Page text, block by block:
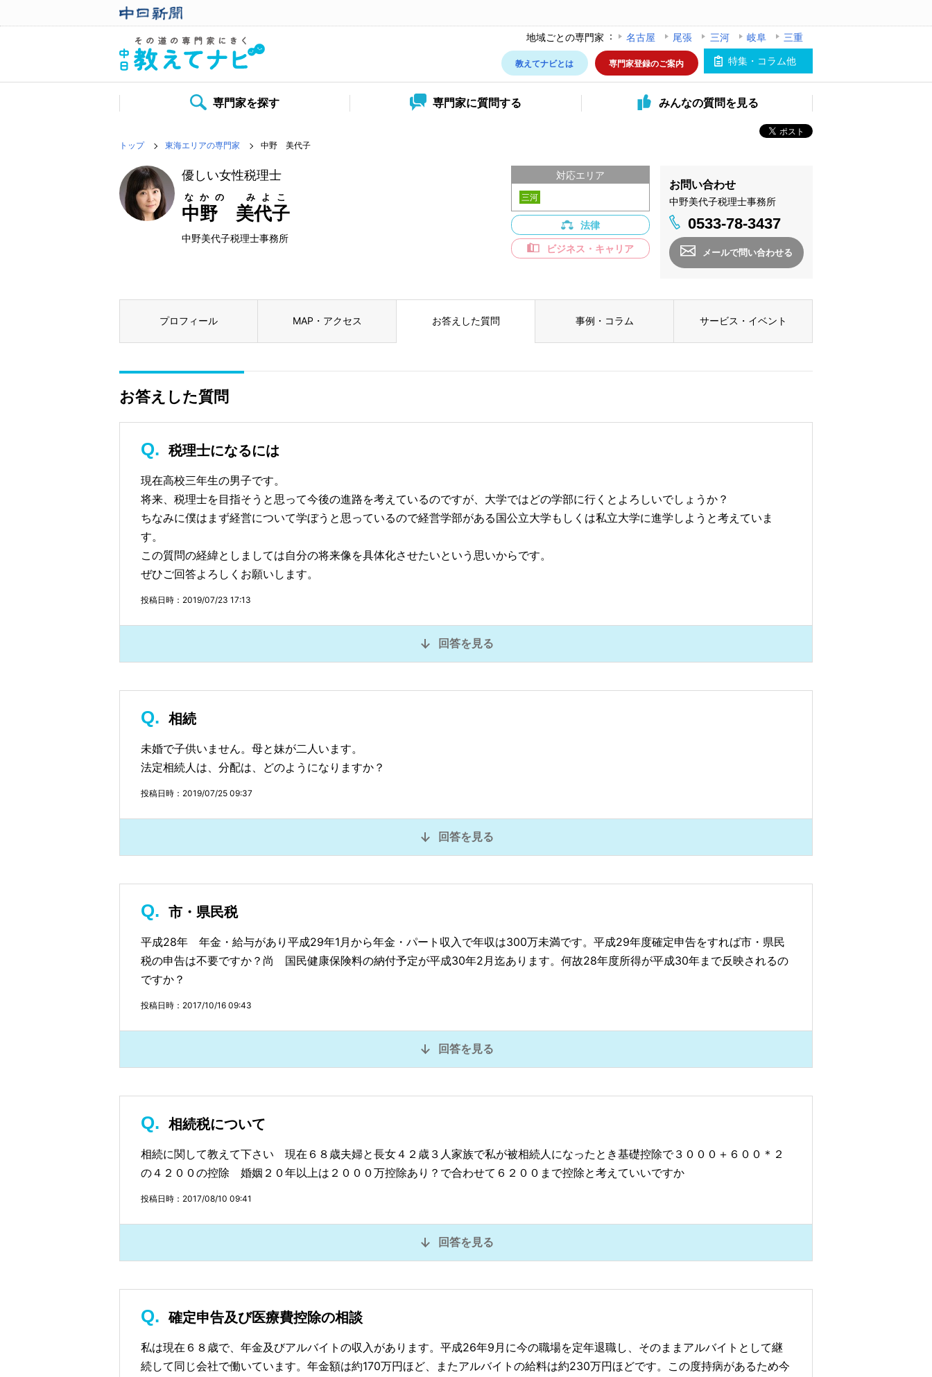
地域ごとの専門家 名古屋 尾張 三河 岐阜
三重
特集・コラム他
教えてナビとは 専門家登録のご案内
専門家を探す 専門家に質問する みんなの質問を見る
トップ 東海エリアの専門家 中野 美代子
優しい女性税理士
中野 美代子
なかの みよこ
中野美代子税理士事務所
お問い合わせ
中野美代子税理士事務所
0533-78-3437
メールで問い合わせる
対応エリア
三河
法律
ビジネス・キャリア
プロフィール MAP・アクセス お答えした質問 事例・コラム サービス・イベント
お答えした質問
税理士になるには
現在高校三年生の男子です。
将来、税理士を目指そうと思って今後の進路を考えているのですが、大学ではどの学部に行くとよろしいでしょうか？
ちなみに僕はまず経営について学ぼうと思っているので経営学部がある国公立大学もしくは私立大学に進学しようと考えていま
す。
この質問の経緯としましては自分の将来像を具体化させたいという思いからです。
ぜひご回答よろしくお願いします。
投稿日時：2019/07/23 17:13
回答を見る
相続
未婚で子供いません。母と妹が二人います。
法定相続人は、分配は、どのようになりますか？
投稿日時：2019/07/25 09:37
回答を見る
市・県民税
平成28年 年金・給与があり平成29年1月から年金・パート収入で年収は300万未満です。平成29年度確定申告をすれば市・県民
税の申告は不要ですか？尚 国民健康保険料の納付予定が平成30年2月迄あります。何故28年度所得が平成30年まで反映されるの
ですか？
投稿日時：2017/10/16 09:43
回答を見る
相続税について
相続に関して教えて下さい 現在６８歳夫婦と長女４２歳３人家族で私が被相続人になったとき基礎控除で３０００＋６００＊２
の４２００の控除 婚姻２０年以上は２０００万控除あり？で合わせて６２００まで控除と考えていいですか
投稿日時：2017/08/10 09:41
回答を見る
確定申告及び医療費控除の相談
私は現在６８歳で、年金及びアルバイトの収入があります。平成26年9月に今の職場を定年退職し、そのままアルバイトとして継
続して同じ会社で働いています。年金額は約170万円ほど、またアルバイトの給料は約230万円ほどです。この度持病があるため今